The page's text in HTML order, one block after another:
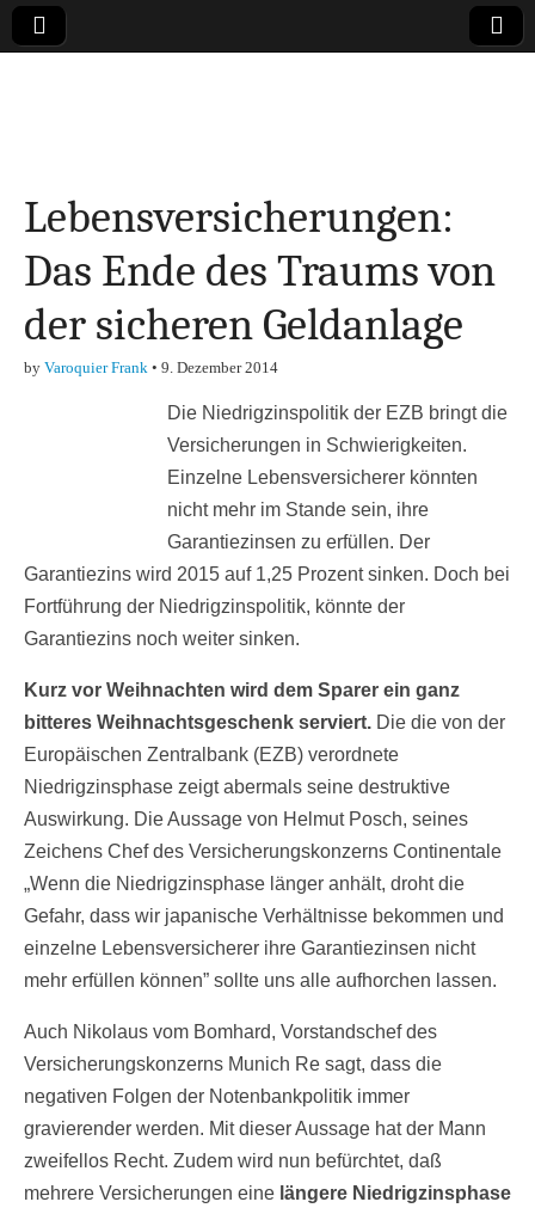
Finanzen,
Marketing-, Vertrieb-
& Investment-Tipps
Lebensversicherungen:
Das Ende des Traums von
der sicheren Geldanlage
by Varoquier Frank • 9. Dezember 2014
Die Niedrigzinspolitik der EZB bringt die
Versicherungen in Schwierigkeiten.
Einzelne Lebensversicherer könnten
nicht mehr im Stande sein, ihre
Garantiezinsen zu erfüllen. Der
Garantiezins wird 2015 auf 1,25 Prozent sinken. Doch bei
Fortführung der Niedrigzinspolitik, könnte der
Garantiezins noch weiter sinken.
Kurz vor Weihnachten wird dem Sparer ein ganz
bitteres Weihnachtsgeschenk serviert. Die die von der
Europäischen Zentralbank (EZB) verordnete
Niedrigzinsphase zeigt abermals seine destruktive
Auswirkung. Die Aussage von Helmut Posch, seines
Zeichens Chef des Versicherungskonzerns Continentale
„Wenn die Niedrigzinsphase länger anhält, droht die
Gefahr, dass wir japanische Verhältnisse bekommen und
einzelne Lebensversicherer ihre Garantiezinsen nicht
mehr erfüllen können” sollte uns alle aufhorchen lassen.
Auch Nikolaus vom Bomhard, Vorstandschef des
Versicherungskonzerns Munich Re sagt, dass die
negativen Folgen der Notenbankpolitik immer
gravierender werden. Mit dieser Aussage hat der Mann
zweifellos Recht. Zudem wird nun befürchtet, daß
mehrere Versicherungen eine längere Niedrigzinsphase